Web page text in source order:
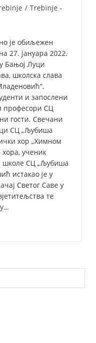
/ Trebinje -
је обиљежен
27. јануара 2022.
Бањој Луци
школска слава
и запослени
професори СЦ
гости. Свечани
СЦ „Љубиша
хор „Химном
ученик
школе СЦ „Љубиша
истакао је у
Светог Саве у
те